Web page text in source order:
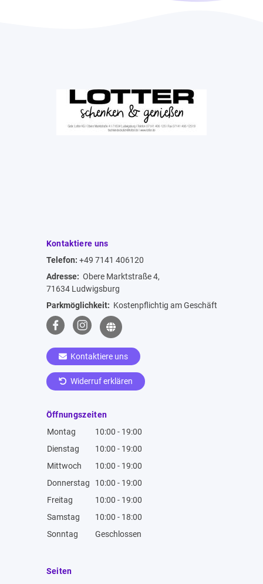
Kontaktiere uns
Telefon: +49 7141 406120
Adresse: Obere Marktstraße 4,
71634 Ludwigsburg
Parkmöglichkeit: Kostenpflichtig am Geschäft
Kontaktiere uns
Widerruf erklären
Öffnungszeiten
Montag
10:00 - 19:00
Dienstag
10:00 - 19:00
Mittwoch
10:00 - 19:00
Donnerstag
10:00 - 19:00
Freitag
10:00 - 19:00
Samstag
10:00 - 18:00
Sonntag
Geschlossen
Seiten